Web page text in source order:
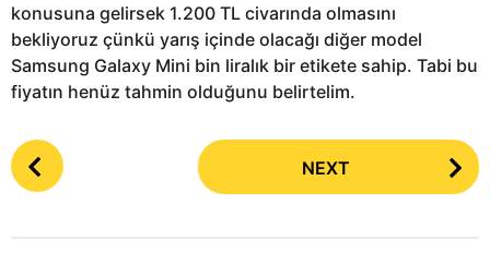
konusuna gelirsek 1.200 TL civarında olmasını
bekliyoruz çünkü yarış içinde olacağı diğer model
Samsung Galaxy Mini bin liralık bir etikete sahip. Tabi bu
fiyatın henüz tahmin olduğunu belirtelim.
P
o
NEXT